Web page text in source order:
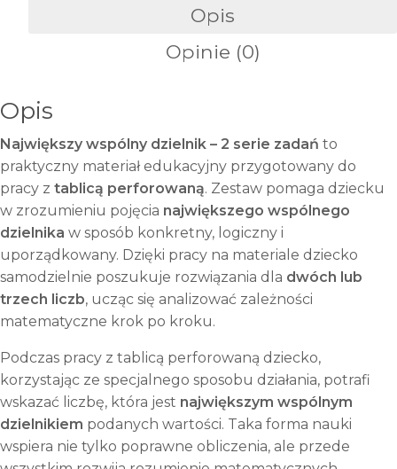
serie
zadań
|
Materiał
Montessori
do
pracy
z
tablicą
perforowaną
Opis
Opinie (0)
Opis
Największy wspólny dzielnik – 2 serie zadań to
praktyczny materiał edukacyjny przygotowany do
pracy z tablicą perforowaną. Zestaw pomaga dziecku
w zrozumieniu pojęcia największego wspólnego
dzielnika w sposób konkretny, logiczny i
uporządkowany. Dzięki pracy na materiale dziecko
samodzielnie poszukuje rozwiązania dla dwóch lub
trzech liczb, ucząc się analizować zależności
matematyczne krok po kroku.
Podczas pracy z tablicą perforowaną dziecko,
korzystając ze specjalnego sposobu działania, potrafi
wskazać liczbę, która jest największym wspólnym
dzielnikiem podanych wartości. Taka forma nauki
wspiera nie tylko poprawne obliczenia, ale przede